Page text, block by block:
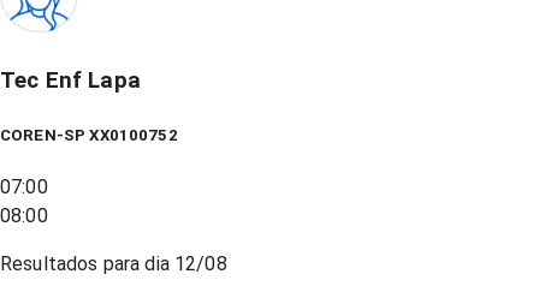
Tec Enf Lapa
COREN-SP XX0100752
07:00
08:00
Resultados para dia 12/08